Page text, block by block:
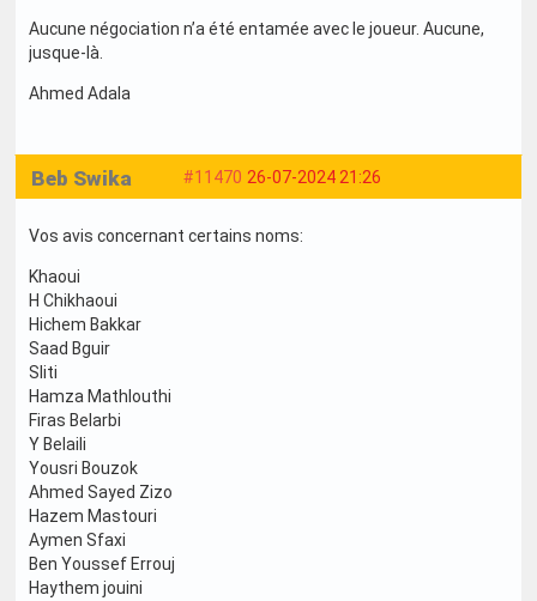
Aucune négociation n’a été entamée avec le joueur. Aucune,
jusque-là.
Ahmed Adala
#11470 26-07-2024 21:26
Beb Swika
Vos avis concernant certains noms:
Khaoui
H Chikhaoui
Hichem Bakkar
Saad Bguir
Sliti
Hamza Mathlouthi
Firas Belarbi
Y Belaili
Yousri Bouzok
Ahmed Sayed Zizo
Hazem Mastouri
Aymen Sfaxi
Ben Youssef Errouj
Haythem jouini